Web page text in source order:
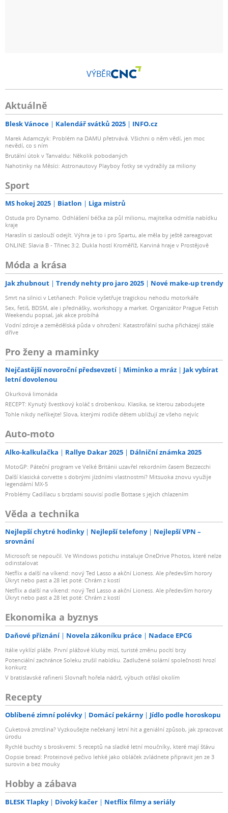
VÝBĚR
Aktuálně
Blesk Vánoce Kalendář svátků 2025 INFO.cz
Marek Adamczyk: Problém na DAMU přetrvává. Všichni o něm vědí, jen moc
nevědí, co s ním
Brutální útok v Tanvaldu: Několik pobodaných
Nahotinky na Měsíci: Astronautovy Playboy fotky se vydražily za miliony
Sport
MS hokej 2025 Biatlon Liga mistrů
Ostuda pro Dynamo. Odhlášení béčka za půl milionu, majitelka odmítla nabídku
kraje
Haraslín si zaslouží odejít. Výhra je to i pro Spartu, ale měla by ještě zareagovat
ONLINE: Slavia B - Třinec 3:2. Dukla hostí Kroměříž, Karviná hraje v Prostějově
Móda a krása
Jak zhubnout Trendy nehty pro jaro 2025 Nové make-up trendy
Smrt na silnici v Letňanech: Policie vyšetřuje tragickou nehodu motorkáře
Sex, fetiš, BDSM, ale i přednášky, workshopy a market. Organizátor Prague Fetish
Weekendu popsal, jak akce probíhá
Vodní zdroje a zemědělská půda v ohrožení: Katastrofální sucha přicházejí stále
dříve
Pro ženy a maminky
Nejčastější novoroční předsevzetí Miminko a mráz
Jak vybírat
letní dovolenou
Okurková limonáda
RECEPT: Kynutý švestkový koláč s drobenkou. Klasika, se kterou zabodujete
Tohle nikdy neříkejte! Slova, kterými rodiče dětem ubližují ze všeho nejvíc
Auto-moto
Alko-kalkulačka Rallye Dakar 2025 Dálniční známka 2025
MotoGP: Páteční program ve Velké Británii uzavřel rekordním časem Bezzecchi
Další klasická corvette s dobrými jízdními vlastnostmi? Mitsuoka znovu využije
legendární MX-5
Problémy Cadillacu s brzdami souvisí podle Bottase s jejich chlazením
Věda a technika
Nejlepší chytré hodinky Nejlepší telefony
Nejlepší VPN –
srovnání
Microsoft se nepoučil. Ve Windows potichu instaluje OneDrive Photos, které nelze
odinstalovat
Netflix a další na víkend: nový Ted Lasso a akční Lioness. Ale především horory
Úkryt nebo past a 28 let poté: Chrám z kostí
Netflix a další na víkend: nový Ted Lasso a akční Lioness. Ale především horory
Úkryt nebo past a 28 let poté: Chrám z kostí
Ekonomika a byznys
Daňové přiznání Novela zákoníku práce Nadace EPCG
Itálie vyklízí pláže. První plážové kluby mizí, turisté změnu pocítí brzy
Potenciální zachránce Soleku zrušil nabídku. Zadlužené solární společnosti hrozí
konkurz
V bratislavské rafinerii Slovnaft hořela nádrž, výbuch otřásl okolím
Recepty
Oblíbené zimní polévky Domácí pekárny Jídlo podle horoskopu
Cuketová zmrzlina? Vyzkoušejte nečekaný letní hit a geniální způsob, jak zpracovat
úrodu
Rychlé buchty s broskvemi: 5 receptů na sladké letní moučníky, které mají šťávu
Oopsie bread: Proteinové pečivo lehké jako obláček zvládnete připravit jen ze 3
surovin a bez mouky
Hobby a zábava
BLESK Tlapky Divoký kačer Netflix filmy a seriály